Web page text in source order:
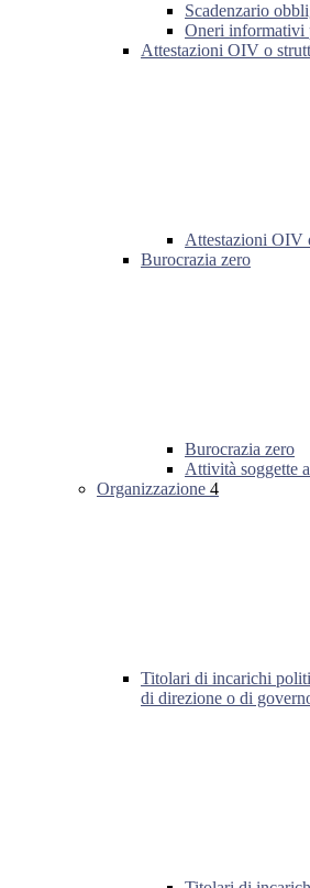
Scadenzario
Oneri informativi
Attestazioni OIV o
Attestazioni OIV
Burocrazia zero
Burocrazia zero
Attività soggette
Organizzazione 4
Titolari di incarichi
di direzione o di